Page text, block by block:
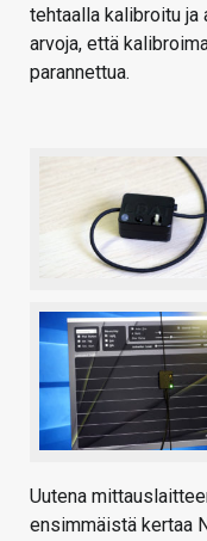
tehtaalla kalibroitu
arvoja, että
parannettua.
Uutena
ensimmäistä kertaa